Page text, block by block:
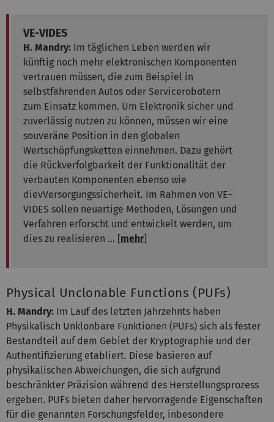
VE-VIDES
H. Mandry: Im täglichen Leben werden wir
künftig noch mehr elektronischen Komponenten
vertrauen müssen, die zum Beispiel in
selbstfahrenden Autos oder Servicerobotern
zum Einsatz kommen. Um Elektronik sicher und
zuverlässig nutzen zu können, müssen wir eine
souveräne Position in den globalen
Wertschöpfungsketten einnehmen. Dazu gehört
die Rückverfolgbarkeit der Funktionalität der
verbauten Komponenten ebenso wie
dievVersorgungssicherheit. Im Rahmen von VE-
VIDES sollen neuartige Methoden, Lösungen und
Verfahren erforscht und entwickelt werden, um
dies zu realisieren ... [mehr]
Physical Unclonable Functions (PUFs)
H. Mandry: Im Lauf des letzten Jahrzehnts haben
Physikalisch Unklonbare Funktionen (PUFs) sich als fester
Bestandteil auf dem Gebiet der Kryptographie und der
Authentifizierung etabliert. Diese basieren auf
physikalischen Abweichungen, die sich aufgrund
beschränkter Präzision während des Herstellungsprozess
ergeben. PUFs bieten daher hervorragende Eigenschaften
für die genannten Forschungsfelder, inbesondere